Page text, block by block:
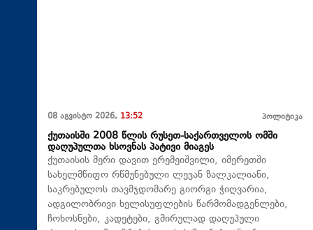
08 აგვისტო 2026, 13:52 პოლიტიკა
ქუთაისში 2008 წლის რუსეთ-საქართველოს ომში
დაღუპულთა ხსოვნას პატივი მიაგეს
ქუთაისის მერი დავით ერემეიშვილი, იმერეთში
სახელმწიფო რწმუნებული ლევან ზალკალიანი,
საკრებულოს თავმჯდომარე გიორგი ჭიღვარია,
ადგილობრივი ხელისუფლების წარმომადგენლები,
ჩოხოსნები, კადეტები, გმირულად დაღუპული